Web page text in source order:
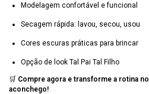
Modelagem confortável e funcional
Secagem rápida: lavou, secou, usou
Cores escuras práticas para brincar
Opção de look Tal Pai Tal Filho
🛒 Compre agora e transforme a rotina
aconchego!